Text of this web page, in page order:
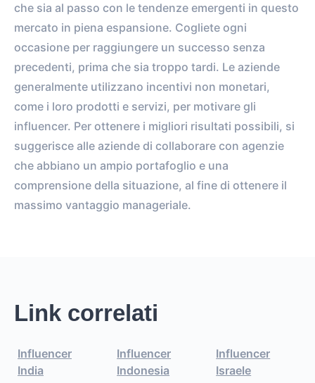
che sia al passo con le tendenze emergenti in questo
mercato in piena espansione. Cogliete ogni
occasione per raggiungere un successo senza
precedenti, prima che sia troppo tardi. Le aziende
generalmente utilizzano incentivi non monetari,
come i loro prodotti e servizi, per motivare gli
influencer. Per ottenere i migliori risultati possibili, si
suggerisce alle aziende di collaborare con agenzie
che abbiano un ampio portafoglio e una
comprensione della situazione, al fine di ottenere il
massimo vantaggio manageriale.
Link correlati
Influencer
India
Influencer
Indonesia
Influencer
Israele